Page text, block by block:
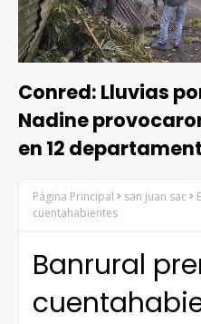
Conred: Lluvias
Nadine
en 12
Página Principal san juan sac
cuentahabientes
Banrural